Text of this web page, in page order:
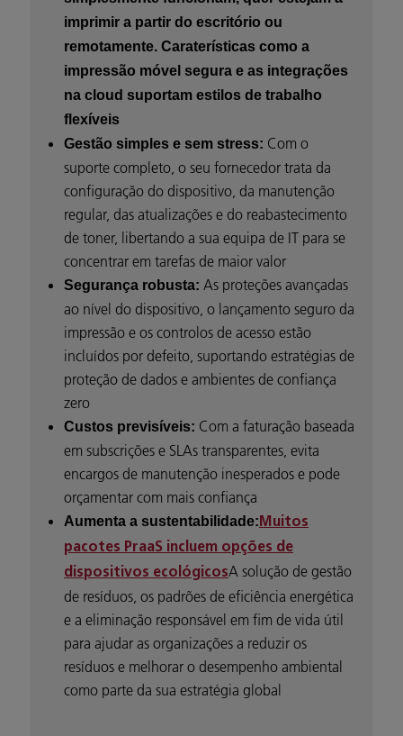
imprimir a partir do escritório ou
remotamente. Caraterísticas como a
impressão móvel segura e as integrações
na cloud suportam estilos de trabalho
flexíveis
Gestão simples e sem stress: Com o
suporte completo, o seu fornecedor trata da
configuração do dispositivo, da manutenção
regular, das atualizações e do reabastecimento
de toner, libertando a sua equipa de IT para se
concentrar em tarefas de maior valor
Segurança robusta: As proteções avançadas
ao nível do dispositivo, o lançamento seguro da
impressão e os controlos de acesso estão
incluídos por defeito, suportando estratégias de
proteção de dados e ambientes de confiança
zero
Custos previsíveis: Com a faturação baseada
em subscrições e SLAs transparentes, evita
encargos de manutenção inesperados e pode
orçamentar com mais confiança
Aumenta a sustentabilidade: Muitos
pacotes PraaS incluem opções de
dispositivos ecológicosA solução de gestão
de resíduos, os padrões de eficiência energética
e a eliminação responsável em fim de vida útil
para ajudar as organizações a reduzir os
resíduos e melhorar o desempenho ambiental
como parte da sua estratégia global